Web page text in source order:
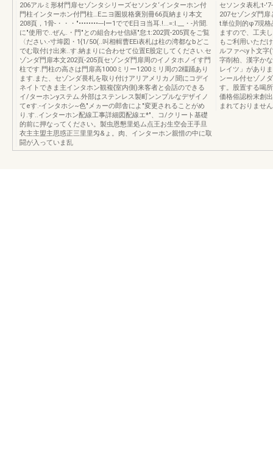
206アルミ形材門扉セゾンタシリーズセソンタ‘インターホン付
門柱インターホン付門柱…Eニヨ圏規格褒別冊66頁納まり本文
208頁，1骨-・・・"••••••••---lー1ででE日ヨ当耳.!...=:I.__・-片聞.
に"使用で..ぜん.・門"との組合わせ信繕"怠:t:202買-205買をご覧
〈ださい.-寸埠図・1{1/50(..叫相輯曹EEi表札は柱の湾都なbどこ
でむ取付け出来..す.納まりに合わせて位置E股定してください.セ
ゾンダ門扉本文202頁-205頁セゾンダ門扉周のイノタホノイす門
柱です.門柱の高さは門扉高1000ミリー1200ミリ周の2橿踊あり
ます.また、セゾンダ畏札を取り付けアリアメリカノ聞にコデイ
ネイトできま主インタホン観複{室内側)来客者と会話のできる
イ/ターホンyステム.外部はステンレス製町ンンプルなデザイノ
てeす.-インタホシ~色"メヵーの郎舎によ"変更されることがめ
り.す..インターホン配線工事詳細図配線エ*"、コ/クリート基礎
的前に押なってください。製虫恩懇里処ム点王お生空会王手旦
衣主主盟主思惑正三里里匁&ょ。肉、インターホン親惜の中に取
闘が入っていま乱
セソンタ表札:t-
207セゾンダ門
t単位則的φ7現格
ますので、工夫
もご利用いただ
ルファぺy卜文字
字削柏、漢字か
レイツ」があり
ンール付セゾノ
す。股置する喝
価格俗認粉末創
まれておりませ